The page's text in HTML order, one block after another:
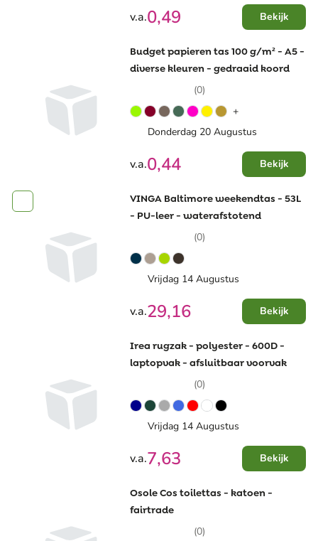
v.a.0,49 Bekijk
Budget papieren tas 100 g/m² - A5 -
diverse kleuren - gedraaid koord
(0)
+
Donderdag 20 Augustus
v.a.0,44 Bekijk
VINGA Baltimore weekendtas - 53L
- PU-leer - waterafstotend
(0)
Vrijdag 14 Augustus
v.a.29,16 Bekijk
Irea rugzak - polyester - 600D -
laptopvak - afsluitbaar voorvak
(0)
Vrijdag 14 Augustus
v.a.7,63 Bekijk
Osole Cos toilettas - katoen -
fairtrade
(0)